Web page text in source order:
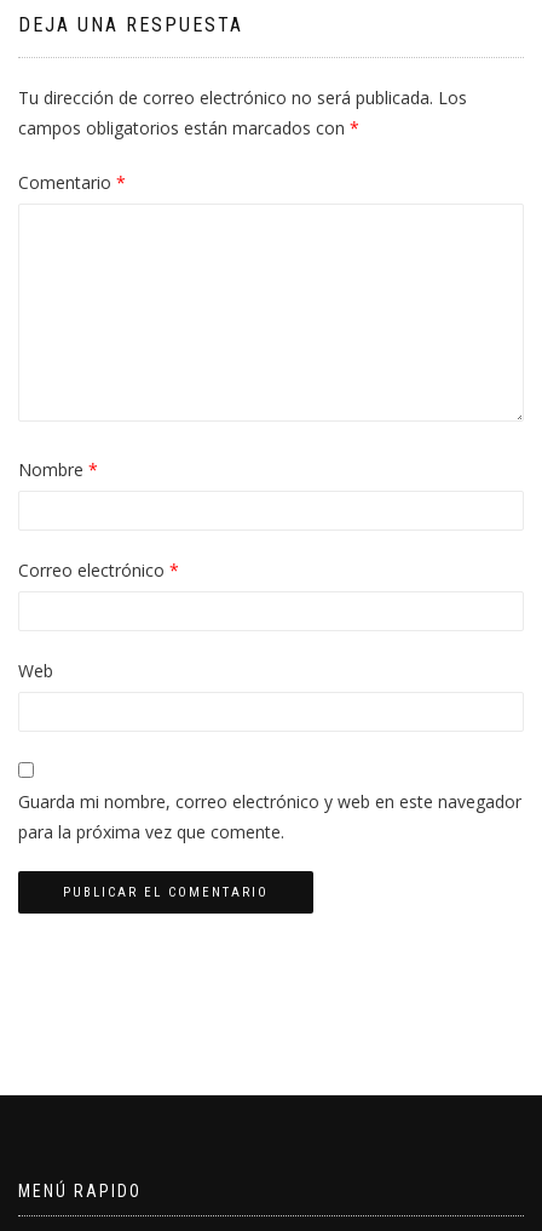
DEJA UNA RESPUESTA
Tu dirección de correo electrónico no será publicada. Los
campos obligatorios están marcados con *
Comentario *
Nombre *
Correo electrónico *
Web
Guarda mi nombre, correo electrónico y web en este navegador
para la próxima vez que comente.
MENÚ RAPIDO